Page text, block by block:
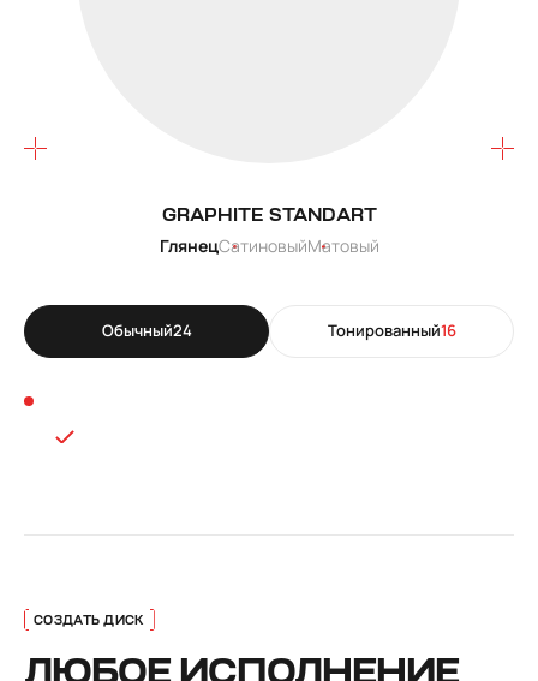
Обычный24 Тонированный16
GRAPHITE STANDART
ГлянецСатиновыйМатовый
ЛЮБОЕ ИСПОЛНЕНИЕ